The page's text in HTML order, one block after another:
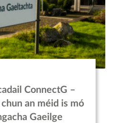
ConnectG –
an méid is mó
Gaeilge